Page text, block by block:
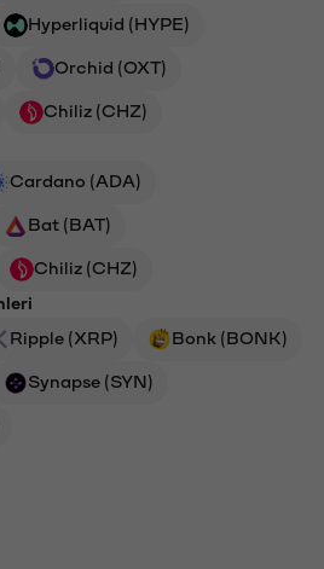
Hyperliquid (HYPE)
Orchid (OXT)
Chiliz (CHZ)
Cardano (ADA)
Bat (BAT)
Chiliz (CHZ)
Ripple (XRP) Bonk (BONK)
Synapse (SYN)